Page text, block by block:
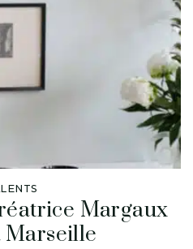
Margaux
Marseille